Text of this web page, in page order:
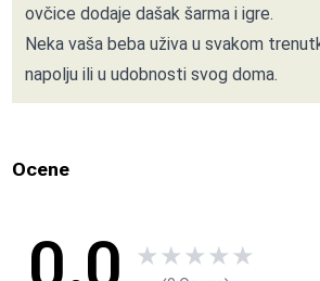
ovčice dodaje dašak šarma i igre.
Neka vaša beba uživa u svakom
napolju ili u udobnosti svog doma.
Ocene
★★★★★